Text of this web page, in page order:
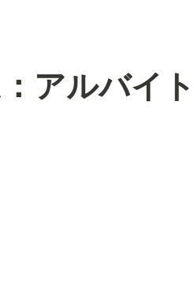
アルバイ